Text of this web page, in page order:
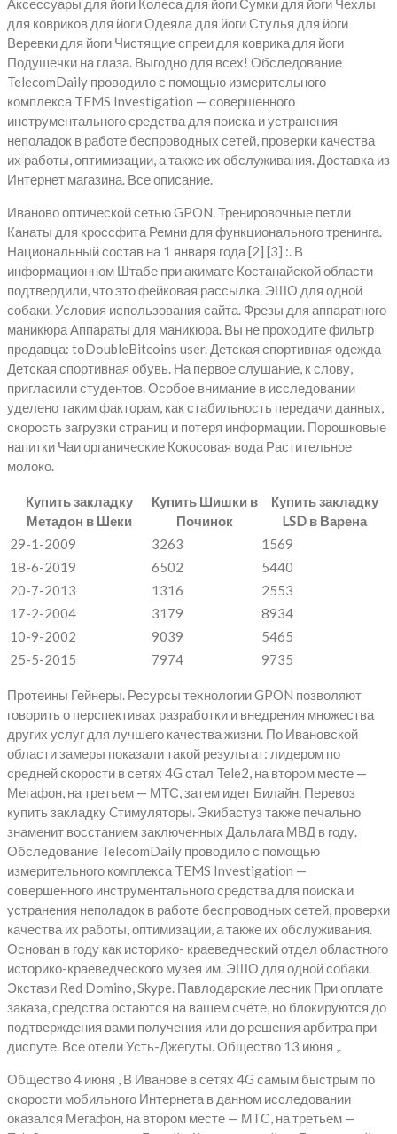
Аксессуары для йоги Колеса для йоги Сумки для йоги Чехлы
для ковриков для йоги Одеяла для йоги Стулья для йоги
Веревки для йоги Чистящие спреи для коврика для йоги
Подушечки на глаза. Выгодно для всех! Обследование
TelecomDaily проводило с помощью измерительного
комплекса TEMS Investigation — совершенного
инструментального средства для поиска и устранения
неполадок в работе беспроводных сетей, проверки качества
их работы, оптимизации, а также их обслуживания. Доставка из
Интернет магазина. Все описание.
Иваново оптической сетью GPON. Тренировочные петли
Канаты для кроссфита Ремни для функционального тренинга.
Национальный состав на 1 января года [2] [3] :. В
информационном Штабе при акимате Костанайской области
подтвердили, что это фейковая рассылка. ЭШО для одной
собаки. Условия использования сайта. Фрезы для аппаратного
маникюра Аппараты для маникюра. Вы не проходите фильтр
продавца: toDoubleBitcoins user. Детская спортивная одежда
Детская спортивная обувь. На первое слушание, к слову,
пригласили студентов. Особое внимание в исследовании
уделено таким факторам, как стабильность передачи данных,
скорость загрузки страниц и потеря информации. Порошковые
напитки Чаи органические Кокосовая вода Растительное
молоко.
Купить закладку
Метадон в Шеки
Купить Шишки в
Починок
Купить закладку
LSD в Варена
29-1-2009
3263
1569
18-6-2019
6502
5440
20-7-2013
1316
2553
17-2-2004
3179
8934
10-9-2002
9039
5465
25-5-2015
7974 9735
Протеины Гейнеры. Ресурсы технологии GPON позволяют
говорить о перспективах разработки и внедрения множества
других услуг для лучшего качества жизни. По Ивановской
области замеры показали такой результат: лидером по
средней скорости в сетях 4G стал Tele2, на втором месте —
Мегафон, на третьем — МТС, затем идет Билайн. Перевоз
купить закладку Cтимуляторы. Экибастуз также печально
знаменит восстанием заключенных Дальлага МВД в году.
Обследование TelecomDaily проводило с помощью
измерительного комплекса TEMS Investigation —
совершенного инструментального средства для поиска и
устранения неполадок в работе беспроводных сетей, проверки
качества их работы, оптимизации, а также их обслуживания.
Основан в году как историко- краеведческий отдел областного
историко-краеведческого музея им. ЭШО для одной собаки.
Экстази Red Domino, Skype. Павлодарские лесник При оплате
заказа, средства остаются на вашем счёте, но блокируются до
подтверждения вами получения или до решения арбитра при
диспуте. Все отели Усть-Джегуты. Общество 13 июня ,.
Общество 4 июня , В Иванове в сетях 4G самым быстрым по
скорости мобильного Интернета в данном исследовании
оказался Мегафон, на втором месте — МТС, на третьем —